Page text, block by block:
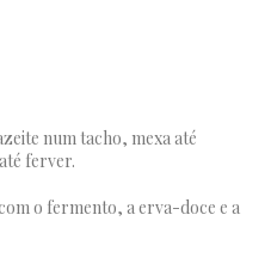
num tacho, mexa até
ferver.
o fermento, a erva-doce e a